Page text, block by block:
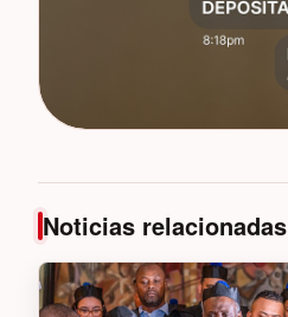
Noticias relacionadas